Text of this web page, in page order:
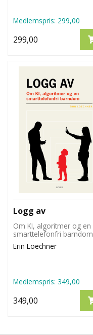
Medlemspris: 299,00
299,00
Logg av
Om KI, algoritmer og en
smarttelefonfri barndom
Erin Loechner
Medlemspris: 349,00
349,00